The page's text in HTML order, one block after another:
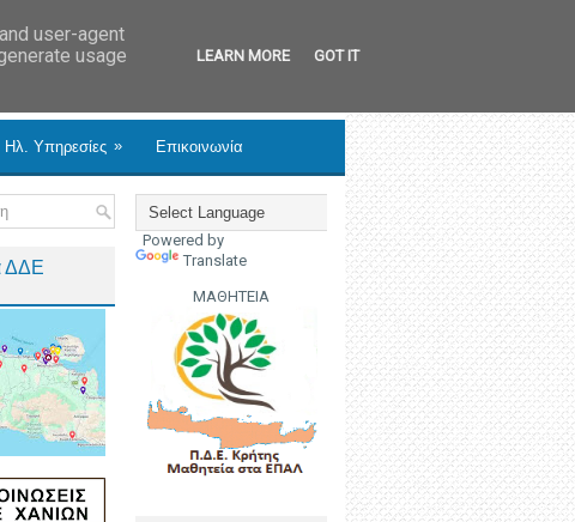
Ηλ. Υπηρεσίες » Επικοινωνία
ΔΔΕ
Powered by
Translate
ΜΑΘΗΤΕΙΑ
user-agent
usage
LEARN MORE GOT IT